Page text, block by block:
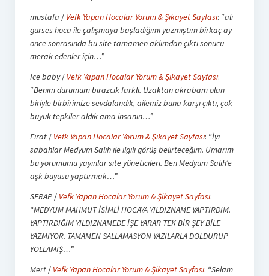
mustafa / Vefk Yapan Hocalar Yorum & Şikayet Sayfası: “ali
gürses hoca ile çalışmaya başladığımı yazmıştım birkaç ay
önce sonrasında bu site tamamen aklımdan çıktı sonucu
merak edenler için…”
Ice baby/ Vefk Yapan Hocalar Yorum & Şikayet Sayfası:
“Benim durumum birazcık farklı. Uzaktan akrabam olan
biriyle birbirimize sevdalandık, ailemiz buna karşı çıktı, çok
büyük tepkiler aldık ama insanın…”
Fırat/ Vefk Yapan Hocalar Yorum & Şikayet Sayfası: “İyi
sabahlar Medyum Salih ile ilgili görüş belirteceğim. Umarım
bu yorumumu yayınlar site yöneticileri. Ben Medyum Salih’e
aşk büyüsü yaptırmak…”
SERAP/ Vefk Yapan Hocalar Yorum & Şikayet Sayfası:
“MEDYUM MAHMUT İSİMLİ HOCAYA YILDIZNAME YAPTIRDIM.
YAPTIRDIĞIM YILDIZNAMEDE İŞE YARAR TEK BİR ŞEY BİLE
YAZMIYOR. TAMAMEN SALLAMASYON YAZILARLA DOLDURUP
YOLLAMIŞ…”
Mert/ Vefk Yapan Hocalar Yorum & Şikayet Sayfası: “Selam